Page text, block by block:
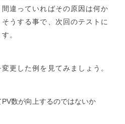
違っていればその原因は何か
うする事で、次回のテストに
。
更した例を見てみましょう。
数が向上するのではないか